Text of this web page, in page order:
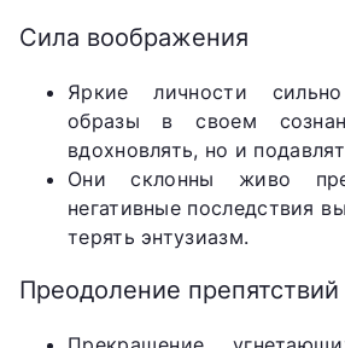
Сила воображения
Яркие личности
образы в своем
вдохновлять, но и
Они склонны живо
негативные последствия
терять энтузиазм.
Преодоление препятствий